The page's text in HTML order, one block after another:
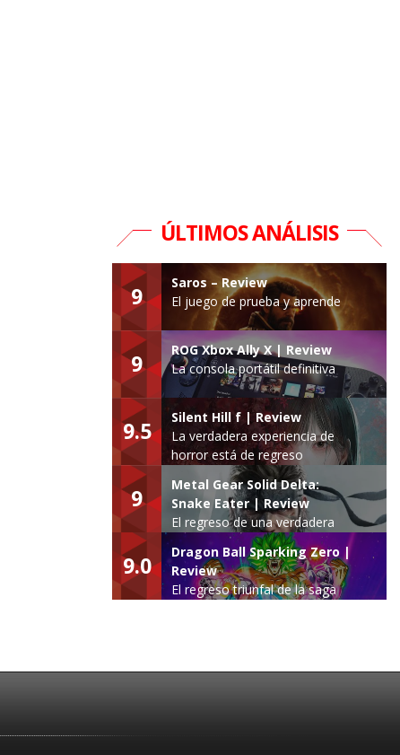
ÚLTIMOS ANÁLISIS
9
Saros – Review
El juego de prueba y aprende
9
ROG Xbox Ally X | Review
La consola portátil definitiva
9.5
Silent Hill f | Review
La verdadera experiencia de
horror está de regreso
9
Metal Gear Solid Delta:
Snake Eater | Review
El regreso de una verdadera
leyenda
9.0
Dragon Ball Sparking Zero |
Review
El regreso triunfal de la saga